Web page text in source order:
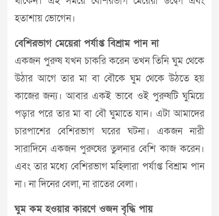
হতাশায় ভোগেন।
বেশিরভাগ মেয়েরা পর্যাপ্ত বিশ্রাম পান না
একজন পুরুষ যখন চাকরি করেন তখন তিনি ঘুম থেকে
উঠার আগে তার মা বা বৌকে ঘুম থেকে উঠতে হয়
কাজের জন্য। আবার একই ভাবে ওই পুরুষটি ঘুমিয়ে
পড়ার পরে তার মা বা বৌ ঘুমাতে যান। এটা আমাদের
চারপাশের বেশিরভাগ ঘরের ঘটনা। একজন নারী
সারাদিনে একজন পুরুষের তুলনার বেশি কাজ করেন।
এবং তার মধ্যে বেশিরভাগ মহিলারা পর্যাপ্ত বিশ্রাম পান
না। না দিনের বেলা, না রাতের বেলা।
ঘুম কম হওয়ার কারণে ওজন বৃদ্ধি পায়